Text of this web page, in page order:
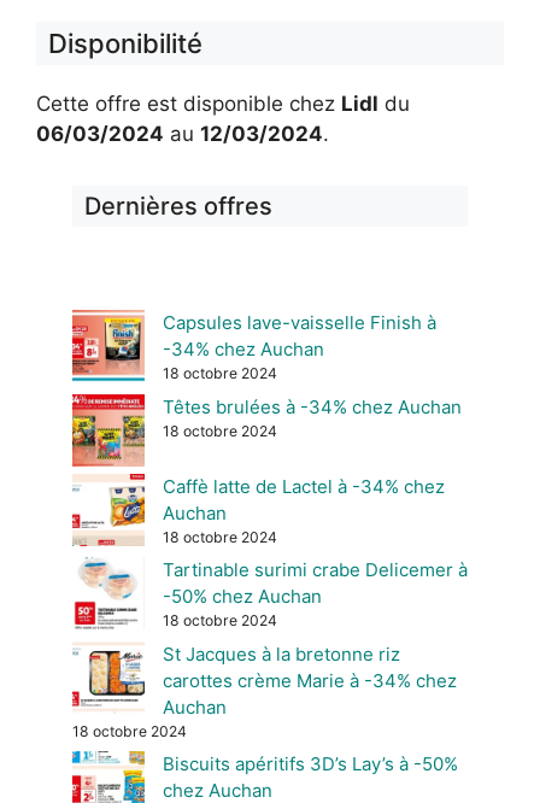
Disponibilité
Cette offre est disponible chez Lidl du
06/03/2024 au 12/03/2024.
Dernières offres
Capsules lave-vaisselle Finish à
-34% chez Auchan
18 octobre 2024
Têtes brulées à -34% chez Auchan
18 octobre 2024
Caffè latte de Lactel à -34% chez
Auchan
18 octobre 2024
Tartinable surimi crabe Delicemer à
-50% chez Auchan
18 octobre 2024
St Jacques à la bretonne riz
carottes crème Marie à -34% chez
Auchan
18 octobre 2024
Biscuits apéritifs 3D’s Lay’s à -50%
chez Auchan